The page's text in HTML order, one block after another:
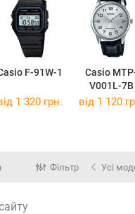
F-91W-1
Casio
V001L-7B
1 320 грн. від 1 120
Фільтр Усі